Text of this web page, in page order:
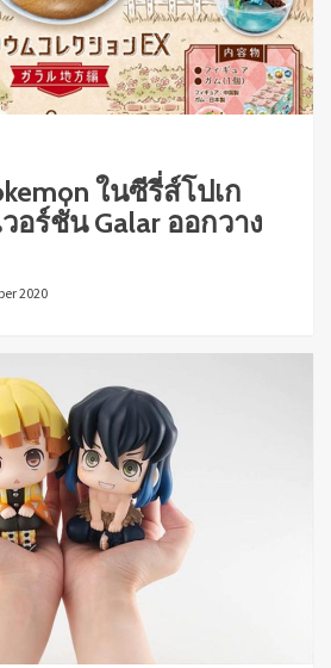
ในซีรี่ส์โปเก
อร์ชั่น Galar ออกวาง
2020